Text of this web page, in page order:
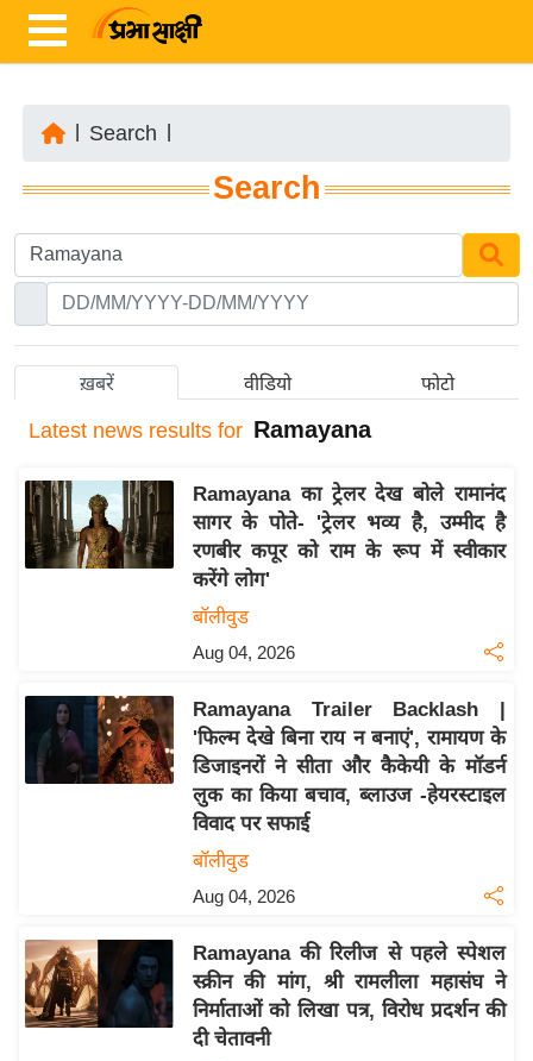
ज़ा
ख
र
ष्ट्री
अं
र्रा
ष्ट्री
य
स
द्यो
ग
शे
ष
ज्ञ
Search
Search
ख़बरें वीडियो फोटो
Latest news results for Ramayana
Ramayana का ट्रेलर देख बोले रामानंद
सागर के पोते- 'ट्रेलर भव्य है, उम्मीद है
रणबीर कपूर को राम के रूप में स्वीकार
करेंगे लोग'
बॉलीवुड
Aug 04, 2026
Ramayana Trailer Backlash |
'फिल्म देखे बिना राय न बनाएं', रामायण के
डिजाइनरों ने सीता और कैकेयी के मॉडर्न
लुक का किया बचाव, ब्लाउज -हेयरस्टाइल
विवाद पर सफाई
बॉलीवुड
Aug 04, 2026
Ramayana की रिलीज से पहले स्पेशल
स्क्रीन की मांग, श्री रामलीला महासंघ ने
निर्माताओं को लिखा पत्र, विरोध प्रदर्शन की
दी चेतावनी